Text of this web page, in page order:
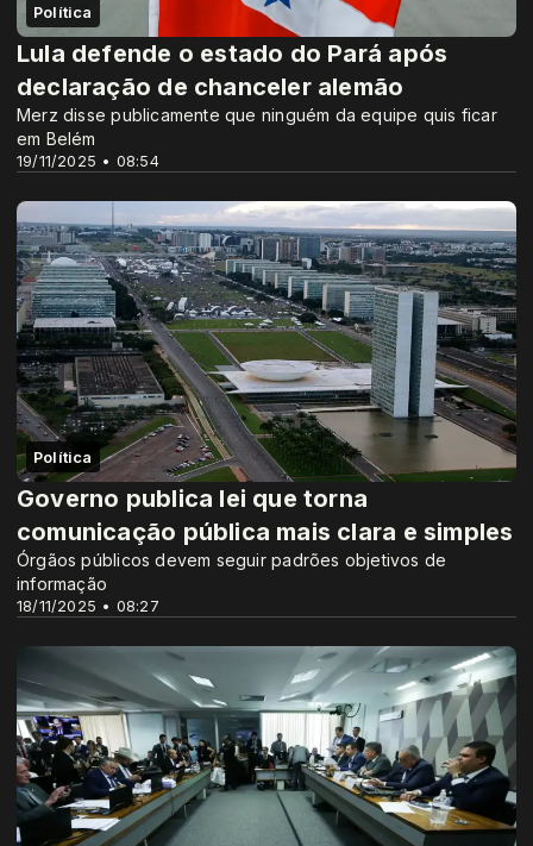
Política
19/11/2025 • 08:54
Lula defende o estado do Pará após
declaração de chanceler alemão
Merz disse publicamente que ninguém da equipe quis ficar
em Belém
Política
18/11/2025 • 08:27
Governo publica lei que torna
comunicação pública mais clara e simples
Órgãos públicos devem seguir padrões objetivos de
informação